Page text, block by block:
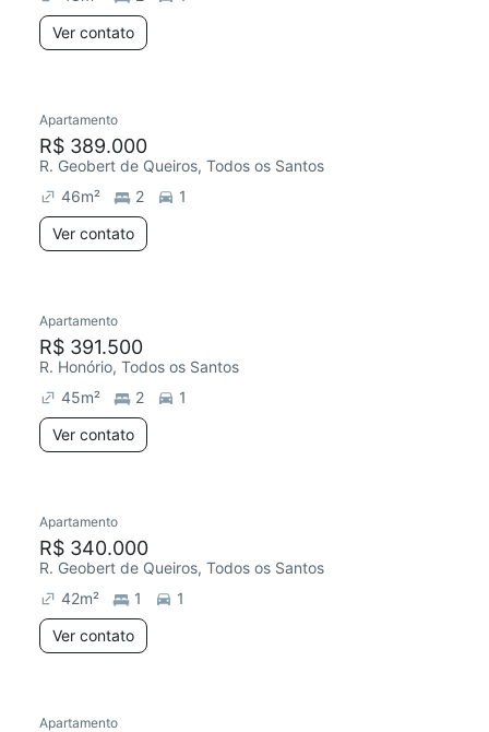
Ver contato
Apartamento
R$ 389.000
R. Geobert de Queiros, Todos os Santos
46m² 2
1
Ver contato
Apartamento
R$ 391.500
R. Honório, Todos os Santos
45m² 2
1
Ver contato
Apartamento
R$ 340.000
R. Geobert de Queiros, Todos os Santos
42m² 1
1
Ver contato
Apartamento